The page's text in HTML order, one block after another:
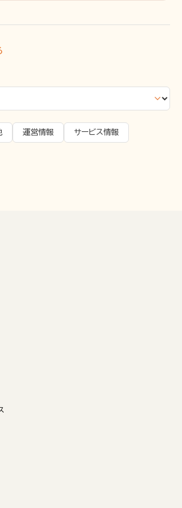
運営情報 サービス情報